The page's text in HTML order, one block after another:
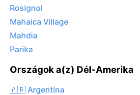
Rosignol
Mahaica Village
Mahdia
Parika
Országok a(z) Dél-Amerika
🇦🇷 Argentína